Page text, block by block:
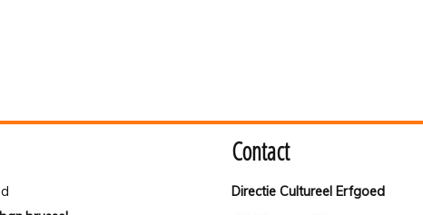
Contact
Directie Cultureel Erfgoed